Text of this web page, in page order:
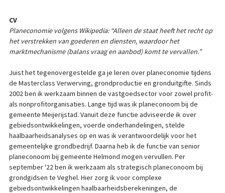
CV
Planeconomie volgens Wikipedia: “Alleen de staat heeft het recht op
het verstrekken van goederen en diensten, waardoor het
marktmechanisme (balans vraag en aanbod) komt te vervallen.”
Juist het tegenovergestelde ga je leren over planeconomie tijdens
de Masterclass Verwerving, grondproductie en gronduitgifte. Sinds
2002 ben ik werkzaam binnen de vastgoedsector voor zowel profit-
als nonprofitorganisaties. Lange tijd was ik planeconoom bij de
gemeente Meijerijstad. Vanuit deze functie adviseerde ik over
gebiedsontwikkelingen, voerde onderhandelingen, stelde
haalbaarheidsanalyses op en was ik verantwoordelijk voor het
gemeentelijke grondbedrijf. Daarna heb ik de functie van senior
planeconoom bij gemeente Helmond mogen vervullen. Per
september '22 ben ik werkzaam als strategisch planeconoom bij
grondgidsen te Veghel. Hier zorg ik voor complexe
gebiedsontwikkelingen haalbaarheidsberekeningen, de